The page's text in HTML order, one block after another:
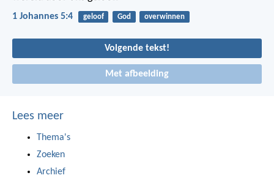
1 Johannes 5:4 geloof God overwinnen
Volgende tekst!
Met afbeelding
Lees meer
Thema's
Zoeken
Archief